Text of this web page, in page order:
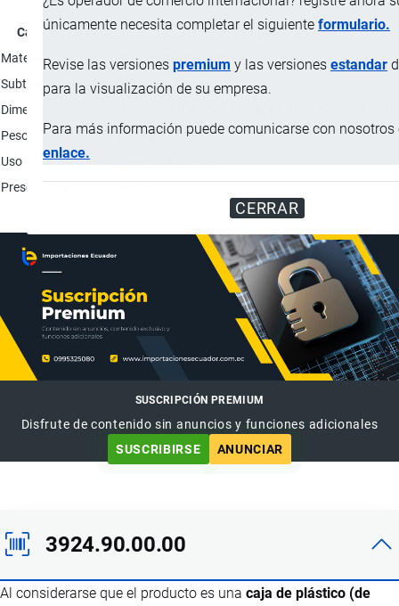
únicamente necesita completar el siguiente formulario.
Revise las versiones premium y las versiones estandar
para la visualización de su empresa.
Para más información puede comunicarse con nosotros
enlace.
CERRAR
Característica
Descripción
Material
Plástico (Polipropileno).
Subtipo de producto Caja organizadora.
Dimensiones
Peso
3.65 kg
Uso
Presentación
SUSCRIPCIÓN PREMIUM
Disfrute de contenido sin anuncios y funciones adicionales
SUSCRIBIRSE
ANUNCIAR
3924.90.00.00
Al considerarse que el producto es una caja de plástico (de